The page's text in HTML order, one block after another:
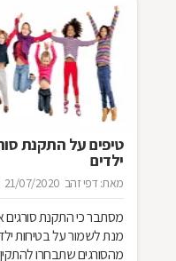
טיפים על התקנת
ילדים
מאת: דפי זהב 21/07/2020
מסתבר כי התקנת
מהסורגים שתבחרו